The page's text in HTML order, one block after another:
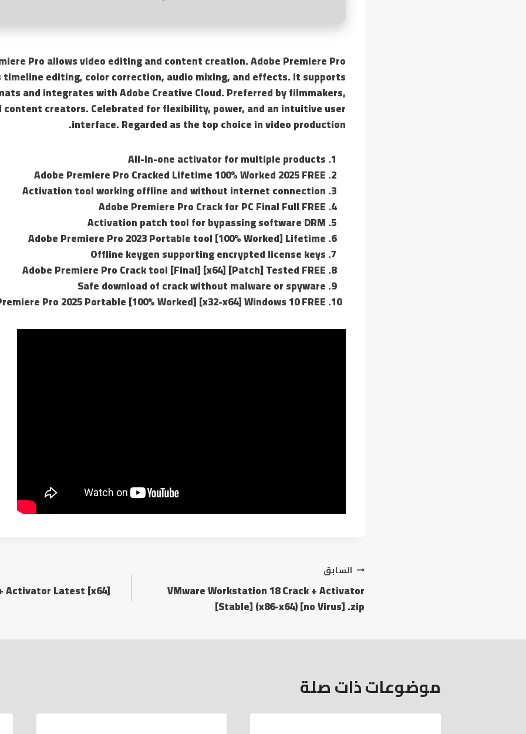
Pro allows video editing and content creation. Adobe Premiere Pro
timeline editing, color correction, audio mixing, and effects. It supports
and integrates with Adobe Creative Cloud. Preferred by filmmakers,
content creators. Celebrated for flexibility, power, and an intuitive user
interface. Regarded as the top choice in video production.
All-in-one activator for multiple products
Adobe Premiere Pro Cracked Lifetime 100% Worked 2025 FREE
Activation tool working offline and without internet connection
Adobe Premiere Pro Crack for PC Final Full FREE
Activation patch tool for bypassing software DRM
Adobe Premiere Pro 2023 Portable tool [100% Worked] Lifetime
Offline keygen supporting encrypted license keys
Adobe Premiere Pro Crack tool [Final] [x64] [Patch] Tested FREE
Safe download of crack without malware or spyware
Pro 2025 Portable [100% Worked] [x32-x64] Windows 10 FREE
السابق
VMware Workstation 18 Crack + Activator
[Stable] (x86-x64) [no Virus] .zip
Activator Latest [x64]
موضوعات ذات صلة